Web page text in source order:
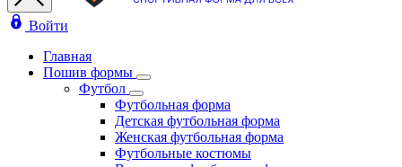
Войти
Главная
Пошив формы
Футбол
Футбольная форма
Детская футбольная форма
Женская футбольная форма
Футбольные костюмы